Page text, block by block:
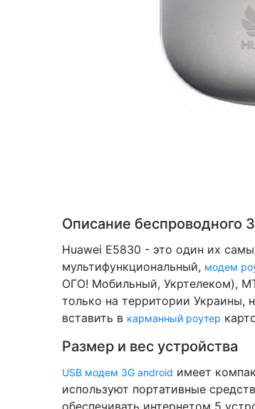
Описание беспроводного
Huawei E5830 - это один их
мультифункциональный, модем
ОГО! Мобильный, Укртелеком),
только на территории Украины,
вставить в карманный роутер
Размер и вес устройства
USB модем 3G android имеет
используют портативные
обеспечивать интернетом 5